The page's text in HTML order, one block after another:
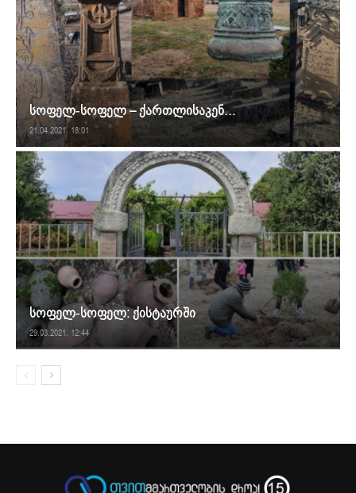
სოფელ-სოფელ – ქართლისაკენ…
21.04.2021. 18:01
სოფელ-სოფელ: ქისტაურში
29.03.2021. 12:44